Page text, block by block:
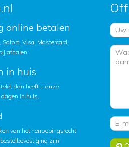
online betalen
Sofort, Visa, Mastercard,
afhalen.
in huis
dan heeft u onze
in huis.
van het herroepingsrecht
zijn